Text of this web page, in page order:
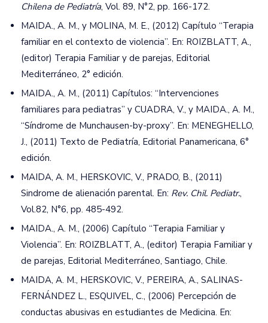
Chilena de Pediatría, Vol. 89, N°2, pp. 166-172.
MAIDA., A. M., y MOLINA, M. E., (2012) Capítulo “Terapia
familiar en el contexto de violencia”. En: ROIZBLATT, A.,
(editor) Terapia Familiar y de parejas, Editorial
Mediterráneo, 2° edición.
MAIDA., A. M., (2011) Capítulos: “Intervenciones
familiares para pediatras” y CUADRA, V., y MAIDA., A. M.,
“Síndrome de Munchausen-by-proxy”. En: MENEGHELLO,
J., (2011) Texto de Pediatría, Editorial Panamericana, 6°
edición.
MAIDA, A. M., HERSKOVIC, V., PRADO, B., (2011)
Sindrome de alienación parental. En: Rev. Chil. Pediatr.,
Vol.82, N°6, pp. 485-492.
MAIDA., A. M., (2006) Capítulo “Terapia Familiar y
Violencia”. En: ROIZBLATT, A., (editor) Terapia Familiar y
de parejas, Editorial Mediterráneo, Santiago, Chile.
MAIDA, A. M., HERSKOVIC, V., PEREIRA, A., SALINAS-
FERNÁNDEZ L., ESQUIVEL, C., (2006) Percepción de
conductas abusivas en estudiantes de Medicina. En: